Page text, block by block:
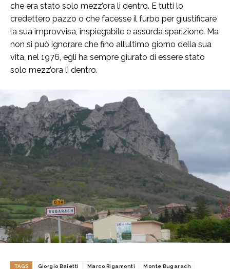
che era stato solo mezz’ora lì dentro. E tutti lo
credettero pazzo o che facesse il furbo per giustificare
la sua improvvisa, inspiegabile e assurda sparizione. Ma
non si può ignorare che fino all’ultimo giorno della sua
vita, nel 1976, egli ha sempre giurato di essere stato
solo mezz’ora lì dentro.
TAGS Giorgio Baietti Marco Rigamonti Monte Bugarach